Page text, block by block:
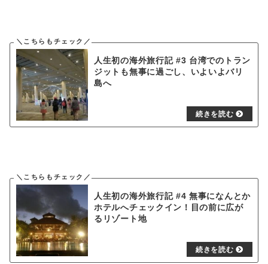
人生初の海外旅行記 #3 台湾でのトラン
ジットも無事に過ごし、いよいよバリ
島へ
人生初の海外旅行記 #4 無事になんとか
ホテルへチェックイン！目の前に広が
るリゾート地